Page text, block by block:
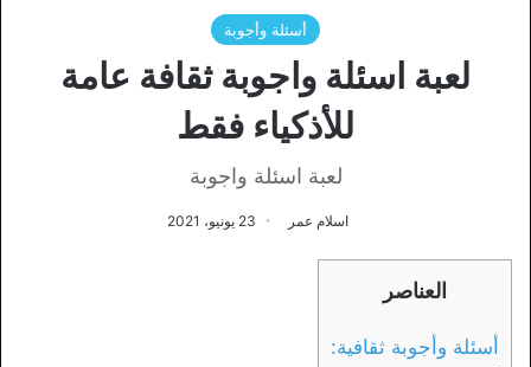
أسئلة وأجوبة
لعبة اسئلة واجوبة ثقافة عامة
للأذكياء فقط
لعبة اسئلة واجوبة
اسلام عمر 23 يونيو، 2021
العناصر
أسئلة وأجوبة ثقافية: